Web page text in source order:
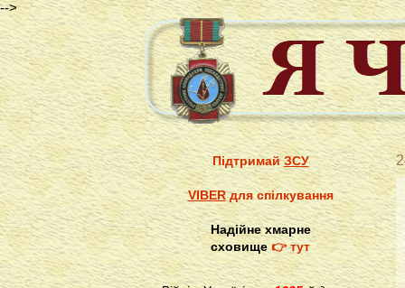
-->
ПідтримайЗСУ
VIBERдля спілкування
Надійне хмарне
сховище👉 тут